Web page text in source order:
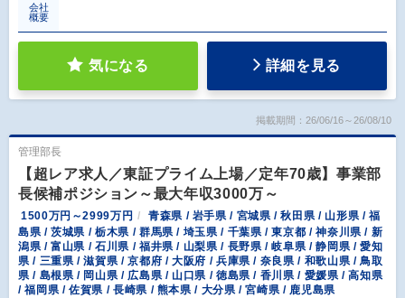
会社
概要
気になる 詳細を見る
掲載期間：26/06/16～26/08/10
管理部長
【超レア求人／東証プライム上場／定年70歳】事業部
長候補ポジション～最大年収3000万～
1500万円～2999万円
青森県 / 岩手県 / 宮城県 / 秋田県 / 山形県 / 福
島県 / 茨城県 / 栃木県 / 群馬県 / 埼玉県 / 千葉県 / 東京都 / 神奈川県 / 新
潟県 / 富山県 / 石川県 / 福井県 / 山梨県 / 長野県 / 岐阜県 / 静岡県 / 愛知
県 / 三重県 / 滋賀県 / 京都府 / 大阪府 / 兵庫県 / 奈良県 / 和歌山県 / 鳥取
県 / 島根県 / 岡山県 / 広島県 / 山口県 / 徳島県 / 香川県 / 愛媛県 / 高知県
/ 福岡県 / 佐賀県 / 長崎県 / 熊本県 / 大分県 / 宮崎県 / 鹿児島県